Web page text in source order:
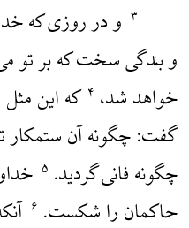
۳ و در روزی که
و بندگی سخت که بر تو
خواهد شد، ۴ که این مثل
گفت: چگونه آن ستمکار
چگونه فانی گردید. ۵
حاکمان را شکست. ۶